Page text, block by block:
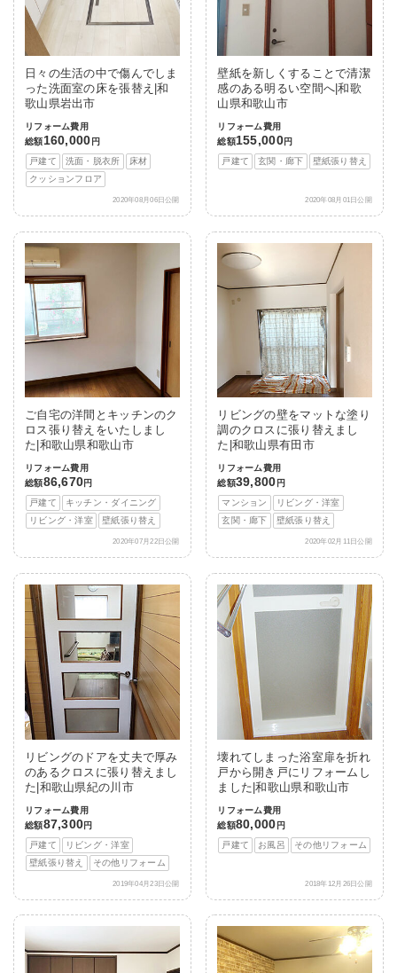
日々の生活の中で傷んでしま
った洗面室の床を張替え|和
歌山県岩出市
リフォーム費用
総額160,000 円
戸建て
洗面・脱衣所
床材
クッションフロア
2020年08月06日公開
壁紙を新しくすることで清潔
感のある明るい空間へ|和歌
山県和歌山市
リフォーム費用
総額155,000円
戸建て
玄関・廊下 壁紙張り替え
2020年08月01日公開
ご自宅の洋間とキッチンのク
ロス張り替えをいたしまし
た|和歌山県和歌山市
リフォーム費用
総額86,670円
戸建て
キッチン・ダイニング
リビング・洋室
壁紙張り替え
2020年07月22日公開
リビングの壁をマットな塗り
調のクロスに張り替えまし
た|和歌山県有田市
リフォーム費用
総額39,800 円
マンション
リビング・洋室
玄関・廊下
壁紙張り替え
2020年02月11日公開
リビングのドアを丈夫で厚み
のあるクロスに張り替えまし
た|和歌山県紀の川市
リフォーム費用
総額87,300円
戸建て
リビング・洋室
壁紙張り替え
その他リフォーム
2019年04月23日公開
壊れてしまった浴室扉を折れ
戸から開き戸にリフォームし
ました|和歌山県和歌山市
リフォーム費用
総額80,000 円
戸建て
お風呂 その他リフォーム
2018年12月26日公開